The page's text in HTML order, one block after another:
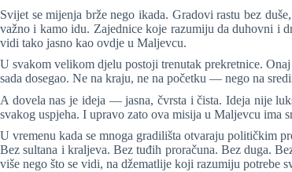
Svijet se mijenja brže nego ikada. Gradovi rastu bez
važno i kamo idu. Zajednice koje razumiju da duhovni i
vidi tako jasno kao ovdje u Maljevcu.
U svakom velikom djelu postoji trenutak prekretnice.
sada dosegao. Ne na kraju, ne na početku — nego na
A dovela nas je ideja — jasna, čvrsta i čista. Ideja nije
svakog uspjeha. I upravo zato ova misija u Maljevcu ima
U vremenu kada se mnoga gradilišta otvaraju političkim
Bez sultana i kraljeva. Bez tuđih proračuna. Bez duga.
više nego što se vidi, na džematlije koji razumiju potrebe